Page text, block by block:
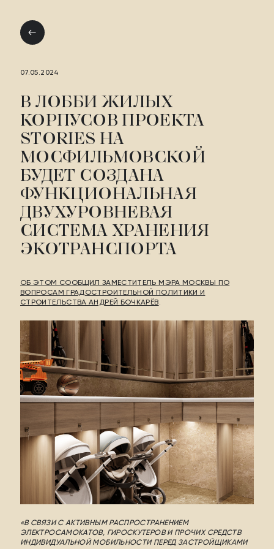
07.05.2024
В ЛОББИ ЖИЛЫХ
КОРПУСОВ ПРОЕКТА
STORIES НА
МОСФИЛЬМОВСКОЙ
БУДЕТ СОЗДАНА
ФУНКЦИОНАЛЬНАЯ
ДВУХУРОВНЕВАЯ
СИСТЕМА ХРАНЕНИЯ
ЭКОТРАНСПОРТА
ОБ ЭТОМ СООБЩИЛ ЗАМЕСТИТЕЛЬ МЭРА МОСКВЫ ПО
ВОПРОСАМ ГРАДОСТРОИТЕЛЬНОЙ ПОЛИТИКИ И
СТРОИТЕЛЬСТВА АНДРЕЙ БОЧКАРЁВ.
«В СВЯЗИ С АКТИВНЫМ РАСПРОСТРАНЕНИЕМ
ЭЛЕКТРОСАМОКАТОВ, ГИРОСКУТЕРОВ И ПРОЧИХ СРЕДСТВ
ИНДИВИДУАЛЬНОЙ МОБИЛЬНОСТИ ПЕРЕД ЗАСТРОЙЩИКАМИ
СТОРИС
НА МОСФИЛЬМОВСКОЙ
1
РАСПОЛОЖЕНИЕ
МЕСТО ВНЕ
ВРЕМЕНИ
2
АРХИТЕКТУРА
3
ИНФРАСТРУКТУРА
ДОМ – ЭТО ЛИЧНОЕ
4
ПРИРОДА ДОМА
5
ПЛАНИРОВКИ